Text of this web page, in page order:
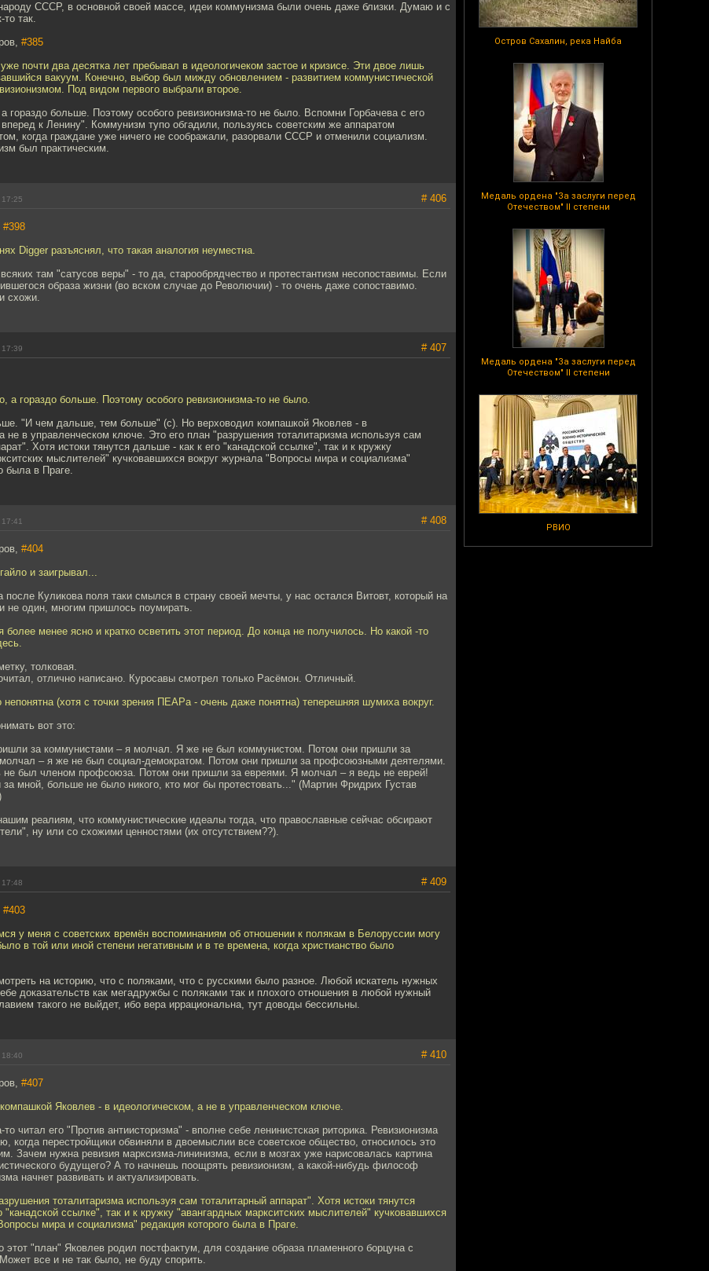
Остров Сахалин, река Найба
Медаль ордена "За заслуги перед
Отечеством" II степени
Медаль ордена "За заслуги перед
Отечеством" II степени
РВИО
СССР, в основной своей массе, идеи коммунизма были очень даже близки. Думаю и с
то так.
#385
почти два десятка лет пребывал в идеологичеком застое и кризисе. Эти двое лишь
вакуум. Конечно, выбор был мижду обновлением - развитием коммунистической
Под видом первого выбрали второе.
гораздо больше. Поэтому особого ревизионизма-то не было. Вспомни Горбачева с его
к Ленину". Коммунизм тупо обгадили, пользуясь советским же аппаратом
когда граждане уже ничего не соображали, разорвали СССР и отменили социализм.
был практическим.
# 406
#398
Digger разъяснял, что такая аналогия неуместна.
там "сатусов веры" - то да, старообрядчество и протестантизм несопоставимы. Если
образа жизни (во вском случае до Револючии) - то очень даже сопоставимо.
схожи.
# 407
а гораздо больше. Поэтому особого ревизионизма-то не было.
"И чем дальше, тем больше" (с). Но верховодил компашкой Яковлев - в
не в управленческом ключе. Это его план "разрушения тоталитаризма используя сам
Хотя истоки тянутся дальше - как к его "канадской ссылке", так и к кружку
мыслителей" кучковавшихся вокруг журнала "Вопросы мира и социализма"
была в Праге.
# 408
#404
и заигрывал...
после Куликова поля таки смылся в страну своей мечты, у нас остался Витовт, который на
не один, многим пришлось поумирать.
более менее ясно и кратко осветить этот период. До конца не получилось. Но какой -то
толковая.
отлично написано. Куросавы смотрел только Расёмон. Отличный.
(хотя с точки зрения ПЕАРа - очень даже понятна) теперешняя шумиха вокруг.
вот это:
за коммунистами – я молчал. Я же не был коммунистом. Потом они пришли за
– я же не был социал-демократом. Потом они пришли за профсоюзными деятелями.
был членом профсоюза. Потом они пришли за евреями. Я молчал – я ведь не еврей!
за мной, больше не было никого, кто мог бы протестовать..." (Мартин Фридрих Густав
реалиям, что коммунистические идеалы тогда, что православные сейчас обсирают
ну или со схожими ценностями (их отсутствием??).
# 409
#403
у меня с советских времён воспоминаниям об отношении к полякам в Белоруссии могу
в той или иной степени негативным и в те времена, когда христианство было
на историю, что с поляками, что с русскими было разное. Любой искатель нужных
доказательств как мегадружбы с поляками так и плохого отношения в любой нужный
такого не выйдет, ибо вера иррациональна, тут доводы бессильны.
# 410
#407
Яковлев - в идеологическом, а не в управленческом ключе.
читал его "Против антиисторизма" - вполне себе ленинистская риторика. Ревизионизма
когда перестройщики обвиняли в двоемыслии все советское общество, относилось это
Зачем нужна ревизия марксизма-лининизма, если в мозгах уже нарисовалась картина
будущего? А то начнешь поощрять ревизионизм, а какой-нибудь философ
начнет развивать и актуализировать.
тоталитаризма используя сам тоталитарный аппарат". Хотя истоки тянутся
"канадской ссылке", так и к кружку "авангардных маркситских мыслителей" кучковавшихся
мира и социализма" редакция которого была в Праге.
этот "план" Яковлев родил постфактум, для создание образа пламенного борцуна с
все и не так было, не буду спорить.